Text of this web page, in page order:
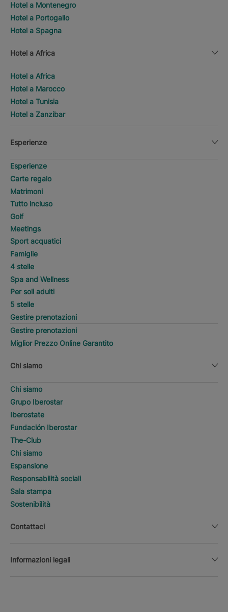
Hotel a Montenegro
Hotel a Portogallo
Hotel a Spagna
Hotel a Africa
Hotel a Africa
Hotel a Marocco
Hotel a Tunisia
Hotel a Zanzibar
Esperienze
Esperienze
Carte regalo
Matrimoni
Tutto incluso
Golf
Meetings
Sport acquatici
Famiglie
4 stelle
Spa and Wellness
Per soli adulti
5 stelle
Gestire prenotazioni
Gestire prenotazioni
Miglior Prezzo Online Garantito
Chi siamo
Chi siamo
Grupo Iberostar
Iberostate
Fundación Iberostar
The-Club
Chi siamo
Espansione
Responsabilità sociali
Sala stampa
Sostenibilità
Contattaci
Informazioni legali